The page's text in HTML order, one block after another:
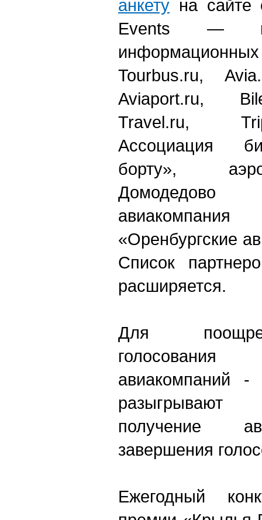
анкету на сайте
Events —
Tourbus.ru,
Aviaport.ru,
Travel.ru,
Ассоциация
борту»,
Домодедово
«Оренбургские
Список
расширяется.
Для
авиакомпаний -
получение
завершения
Ежегодный